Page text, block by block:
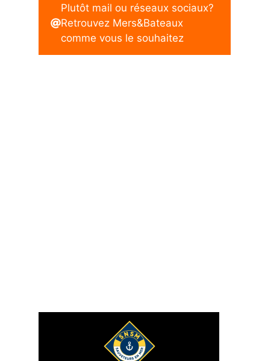
Plutôt mail ou réseaux sociaux?
Retrouvez Mers&Bateaux
comme vous le souhaitez